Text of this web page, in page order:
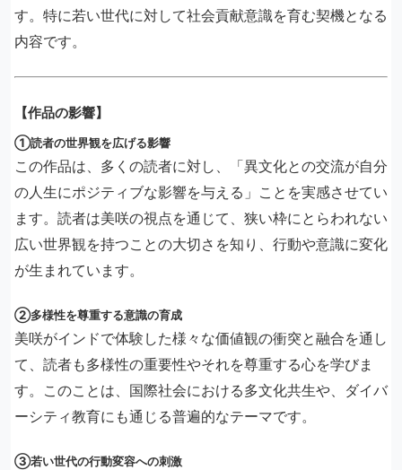
す。特に若い世代に対して社会貢献意識を育む契機となる
内容です。
【作品の影響】
①読者の世界観を広げる影響
この作品は、多くの読者に対し、「異文化との交流が自分
の人生にポジティブな影響を与える」ことを実感させてい
ます。読者は美咲の視点を通じて、狭い枠にとらわれない
広い世界観を持つことの大切さを知り、行動や意識に変化
が生まれています。
②多様性を尊重する意識の育成
美咲がインドで体験した様々な価値観の衝突と融合を通し
て、読者も多様性の重要性やそれを尊重する心を学びま
す。このことは、国際社会における多文化共生や、ダイバ
ーシティ教育にも通じる普遍的なテーマです。
③若い世代の行動変容への刺激